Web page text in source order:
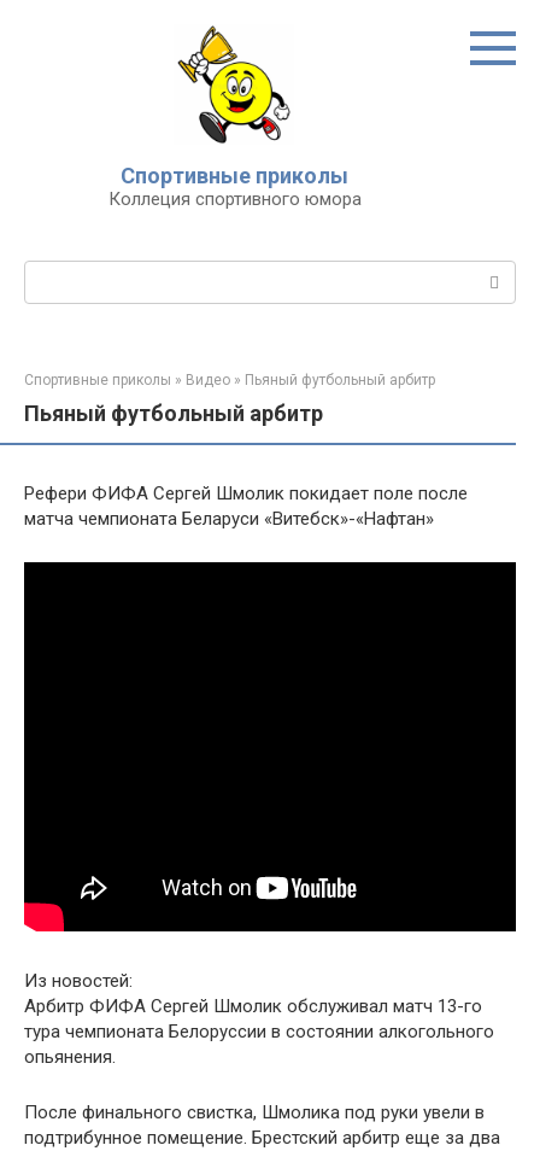
Спортивные приколы
Коллеция спортивного юмора
Спортивные приколы » Видео » Пьяный футбольный арбитр
Пьяный футбольный арбитр
Рефери ФИФА Сергей Шмолик покидает поле после
матча чемпионата Беларуси «Витебск»-«Нафтан»
Из новостей:
Арбитр ФИФА Сергей Шмолик обслуживал матч 13-го
тура чемпионата Белоруссии в состоянии алкогольного
опьянения.
После финального свистка, Шмолика под руки увели в
подтрибунное помещение. Брестский арбитр еще за два